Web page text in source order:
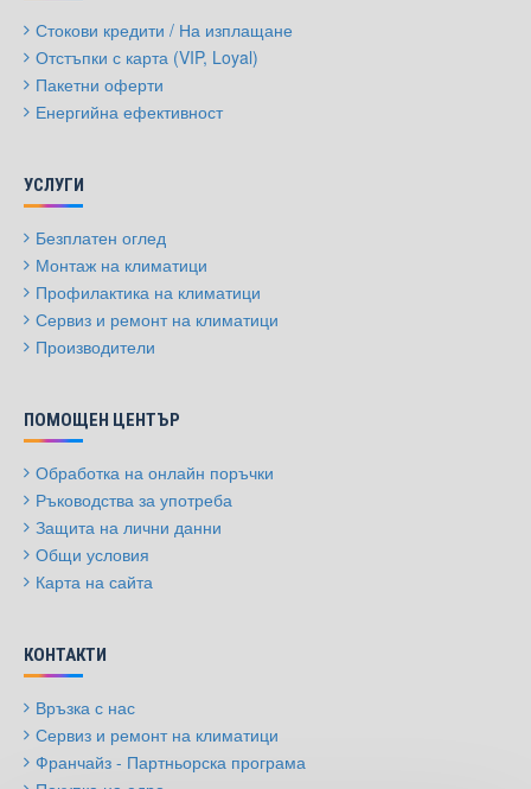
Стокови кредити / На изплащане
Отстъпки с карта (VIP, Loyal)
Пакетни оферти
Енергийна ефективност
УСЛУГИ
Безплатен оглед
Монтаж на климатици
Профилактика на климатици
Сервиз и ремонт на климатици
Производители
ПОМОЩЕН ЦЕНТЪР
Обработка на онлайн поръчки
Ръководства за употреба
Защита на лични данни
Общи условия
Карта на сайта
КОНТАКТИ
Връзка с нас
Сервиз и ремонт на климатици
Франчайз - Партньорска програма